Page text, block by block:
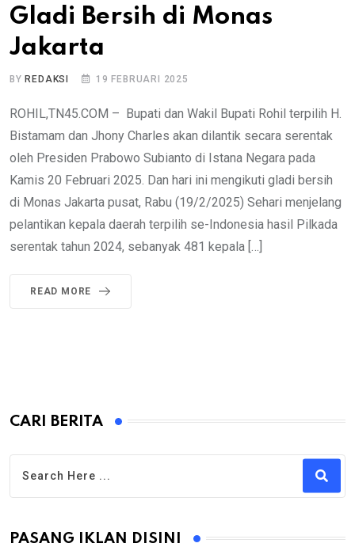
Gladi Bersih di Monas
Jakarta
BYREDAKSI 19 FEBRUARI 2025
ROHIL,TN45.COM – Bupati dan Wakil Bupati Rohil terpilih H.
Bistamam dan Jhony Charles akan dilantik secara serentak
oleh Presiden Prabowo Subianto di Istana Negara pada
Kamis 20 Februari 2025. Dan hari ini mengikuti gladi bersih
di Monas Jakarta pusat, Rabu (19/2/2025) Sehari menjelang
pelantikan kepala daerah terpilih se-Indonesia hasil Pilkada
serentak tahun 2024, sebanyak 481 kepala […]
READ MORE
CARI BERITA
PASANG IKLAN DISINI